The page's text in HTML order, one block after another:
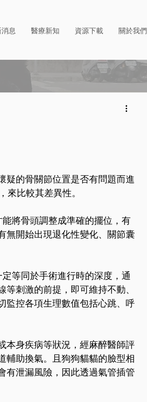
息 醫療新知 資源下載 關於我們
疑的骨關節位置是否有問題而進
比較其差異性。
將骨頭調整成準確的擺位，有
無開始出現退化性變化、關節囊
等同於手術進行時的深度，通
刺激的前提，即可維持不動、
監控各項生理數值包括心跳、呼
本身疾病等狀況，經麻醉醫師評
輔助換氣。且狗狗貓貓的臉型相
有泄漏風險，因此透過氣管插管